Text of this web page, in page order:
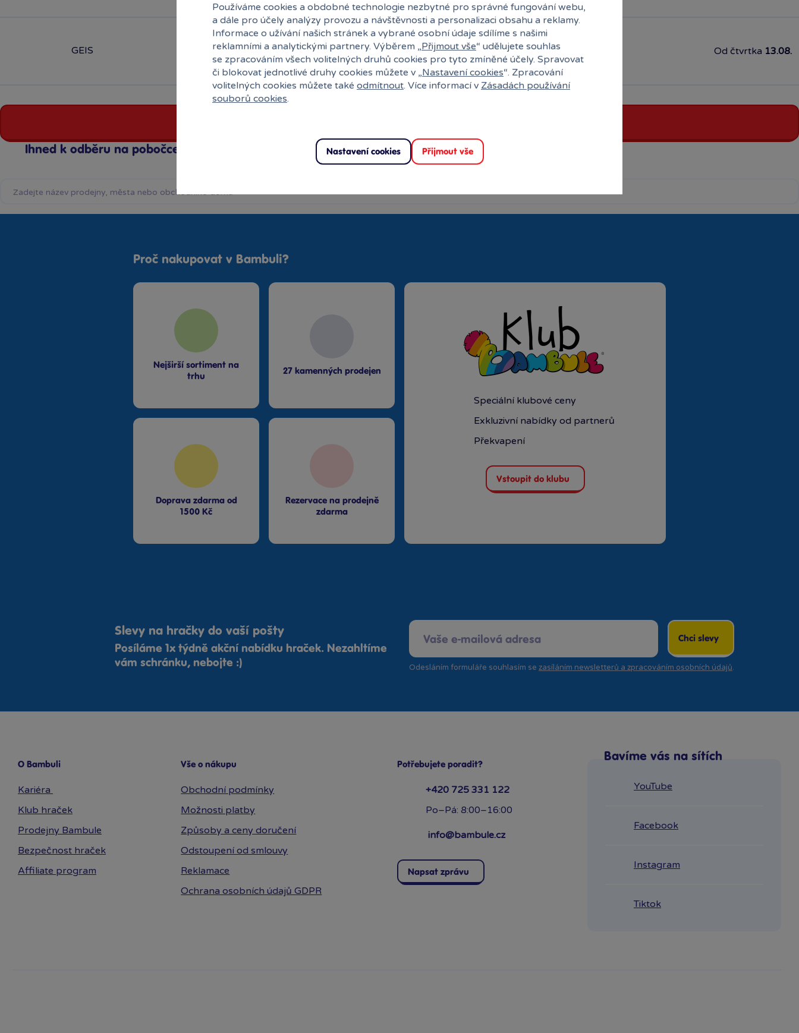
GEIS Od čtvrtka 13.08.
Ihned k odběru na pobočce
Proč nakupovat v Bambuli?
Nejširší sortiment na
trhu
27 kamenných prodejen
Doprava zdarma od
1500 Kč
Rezervace na prodejně
zdarma
Speciální klubové ceny
Exkluzivní nabídky od partnerů
Překvapení
Vstoupit do klubu
Slevy na hračky do vaší pošty
Posíláme 1x týdně akční nabídku hraček. Nezahltíme
vám schránku, nebojte :)
Chci slevy
Odesláním formuláře souhlasím se zasíláním newsletterů a zpracováním osobních údajů.
O Bambuli
Kariéra
Klub hraček
Prodejny Bambule
Bezpečnost hraček
Affiliate program
Vše o nákupu
Obchodní podmínky
Možnosti platby
Způsoby a ceny doručení
Odstoupení od smlouvy
Reklamace
Ochrana osobních údajů GDPR
Potřebujete poradit?
+420 725 331 122
Po–Pá: 8:00–16:00
info@bambule.cz
Napsat zprávu
Bavíme vás na sítích
YouTube
Facebook
Instagram
Tiktok
Používáme cookies a obdobné technologie nezbytné pro správné fungování webu,
a dále pro účely analýzy provozu a návštěvnosti a personalizaci obsahu a reklamy.
Informace o užívání našich stránek a vybrané osobní údaje sdílíme s našimi
reklamními a analytickými partnery. Výběrem „Přijmout vše“ udělujete souhlas
se zpracováním všech volitelných druhů cookies pro tyto zmíněné účely. Spravovat
či blokovat jednotlivé druhy cookies můžete v „Nastavení cookies“. Zpracování
volitelných cookies můžete také odmítnout. Více informací v Zásadách používání
souborů cookies.
Nastavení cookies Přijmout vše